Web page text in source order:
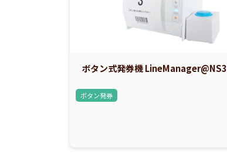
ボタン式発券機 LineManager@NS3
ボタン発券